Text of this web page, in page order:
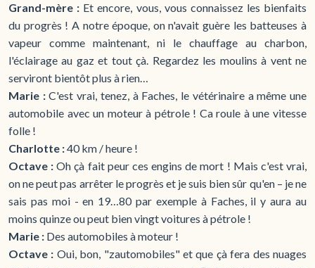
Grand-mère : Et encore, vous, vous connaissez les bienfaits
du progrès ! A notre époque, on n'avait guère les batteuses à
vapeur comme maintenant, ni le chauffage au charbon,
l'éclairage au gaz et tout çà. Regardez les moulins à vent ne
serviront bientôt plus à rien…
Marie :C'est vrai, tenez, à Faches, le vétérinaire a même une
automobile avec un moteur à pétrole ! Ca roule à une vitesse
folle !
Charlotte :40 km / heure !
Octave : Oh çà fait peur ces engins de mort ! Mais c'est vrai,
on ne peut pas arrêter le progrès et je suis bien sûr qu'en – je ne
sais pas moi - en 19…80 par exemple à Faches, il y aura au
moins quinze ou peut bien vingt voitures à pétrole !
Marie : Des automobiles à moteur !
Octave : Oui, bon, "zautomobiles" et que çà fera des nuages